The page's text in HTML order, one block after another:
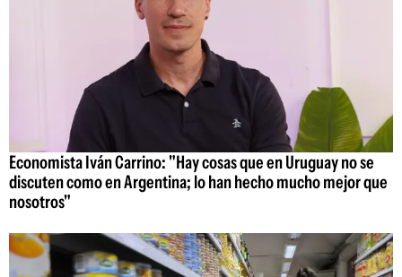
Economista Iván Carrino: "Hay cosas que en Uruguay no se
discuten como en Argentina; lo han hecho mucho mejor que
nosotros"